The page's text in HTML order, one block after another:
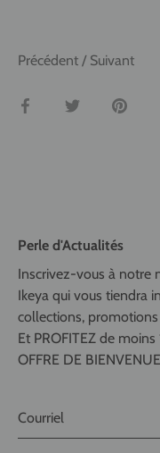
Précédent / Suivant
Partager Tweeter
Perle d'Actualités
Inscrivez-vous à notre
Ikeya qui vous tiendra
collections,
Et PROFITEZ de
OFFRE DE